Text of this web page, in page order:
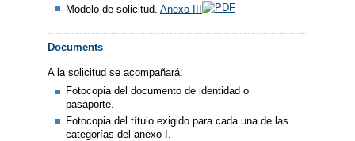
Modelo de solicitud.Anexo III
Documents
A la solicitud se acompañará:
Fotocopia del documento de identidad o
pasaporte.
Fotocopia del título exigido para cada una de las
categorías del anexo I.